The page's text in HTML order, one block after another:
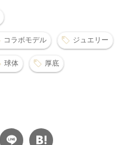
コラボモデル ジュエリー
球体 厚底